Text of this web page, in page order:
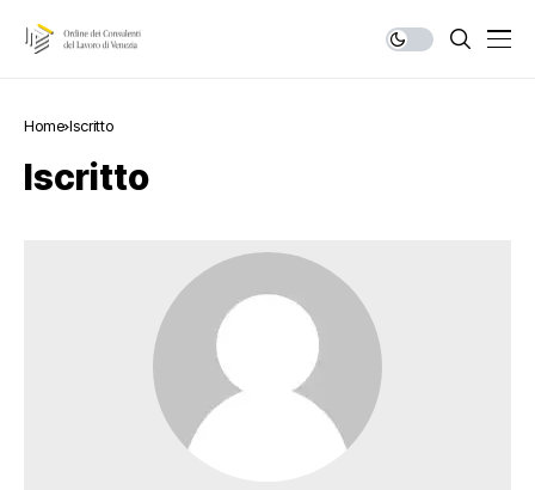
Home Iscritto
Iscritto